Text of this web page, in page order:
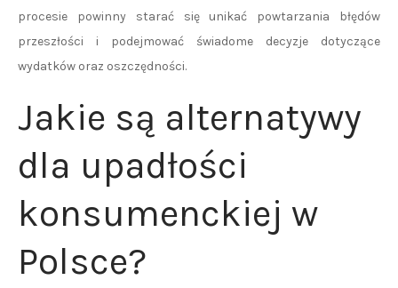
procesie powinny starać się unikać powtarzania błędów
przeszłości i podejmować świadome decyzje dotyczące
wydatków oraz oszczędności.
Jakie są alternatywy
dla upadłości
konsumenckiej w
Polsce?